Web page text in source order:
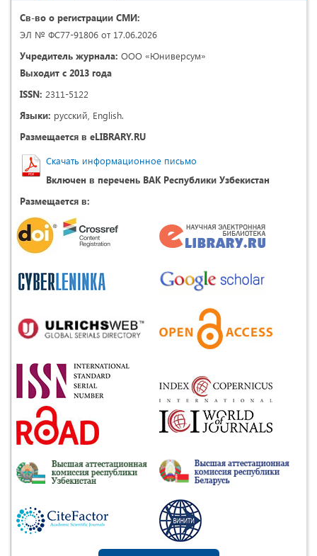
Св-во о регистрации СМИ:
ЭЛ № ФС77-91806 от 17.06.2026
Учредитель журнала: ООО «Юниверсум»
Выходит с 2013 года
ISSN: 2311-5122
Языки: русский, English.
Размещается в eLIBRARY.RU
Скачать информационное письмо
Включен в перечень ВАК Республики Узбекистан
Размещается в: